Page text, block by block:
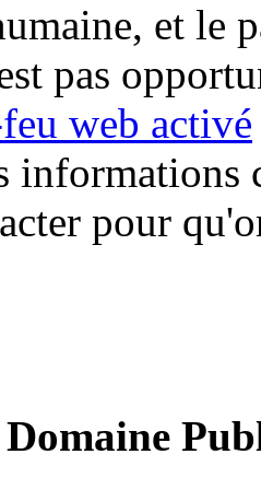
et le
pas
web activé
informations
pour